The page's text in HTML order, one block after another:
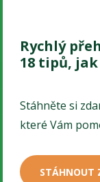
Rychlý
18 tipů,
Stáhněte si
které Vám
STÁHNOUT